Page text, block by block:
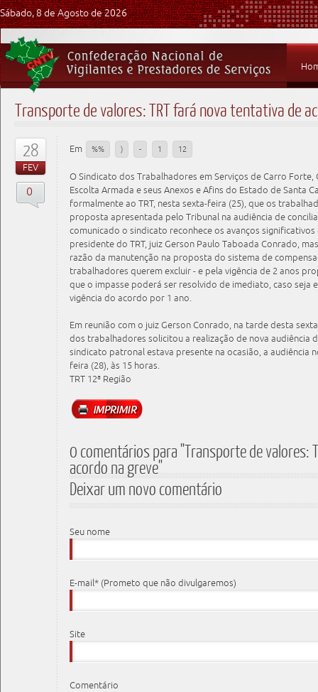
Sábado, 8 de Agosto de 2026
Transporte de valores: TRT fará nova tentativa de
28
FEV
0
Em %% ) - 1 12
O Sindicato dos Trabalhadores em Serviços de Carro
Escolta Armada e seus Anexos e Afins do Estado de Santa
formalmente ao TRT, nesta sexta-feira (25), que os
proposta apresentada pelo Tribunal na audiência de
comunicado o sindicato reconhece os avanços
presidente do TRT, juiz Gerson Paulo Taboada Conrado,
razão da manutenção na proposta do sistema de
trabalhadores querem excluir - e pela vigência de 2 anos
que o impasse poderá ser resolvido de imediato, caso seja
vigência do acordo por 1 ano.
Em reunião com o juiz Gerson Conrado, na tarde desta
dos trabalhadores solicitou a realização de nova audiência
sindicato patronal estava presente na ocasião, a audiência
feira (28), às 15 horas.
TRT 12ª Região
0 comentários para "Transporte de valores:
acordo na greve"
Deixar um novo comentário
Seu nome
E-mail* (Prometo que não divulgaremos)
Site
Comentário